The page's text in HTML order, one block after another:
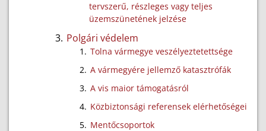
tervszerű, részleges vagy teljes
üzemszünetének jelzése
Polgári védelem
Tolna vármegye veszélyeztetettsége
A vármegyére jellemző katasztrófák
A vis maior támogatásról
Közbiztonsági referensek elérhetőségei
Mentőcsoportok